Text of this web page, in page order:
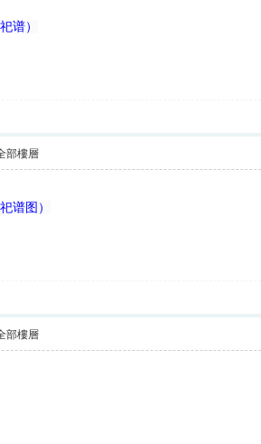
谱）
部樓層
谱图）
部樓層